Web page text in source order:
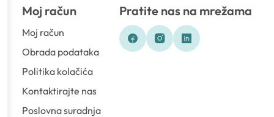
Moj račun
Moj račun
Obrada podataka
Politika kolačića
Kontaktirajte nas
Poslovna suradnja
Pratite nas na mrežama